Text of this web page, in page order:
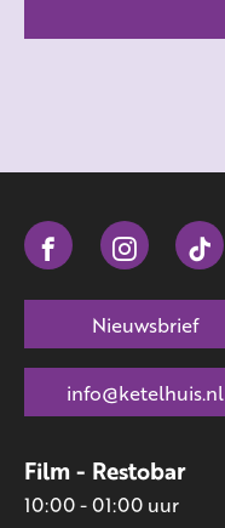
Film - Restobar
10:00 - 01:00 uur
Nieuwsbrief
info@ketelhuis.nl